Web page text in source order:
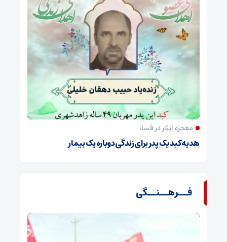
معجزه ایثار در فسا؛
هدیه کبد یک پدر برای زندگی دوباره یک بیمار
فــرهــنــگی